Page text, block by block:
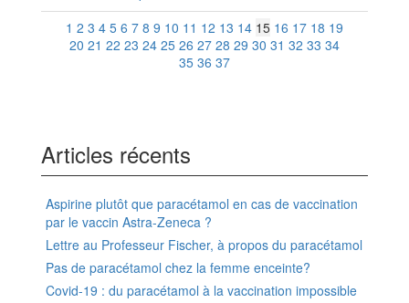
1 2 3 4 5 6 7 8 9 10 11 12 13 14 15 16 17 18 19
20 21 22 23 24 25 26 27 28 29 30 31 32 33 34
35 36 37
Articles récents
Aspirine plutôt que paracétamol en cas de vaccination
par le vaccin Astra-Zeneca ?
Lettre au Professeur Fischer, à propos du paracétamol
Pas de paracétamol chez la femme enceinte?
Covid-19 : du paracétamol à la vaccination impossible